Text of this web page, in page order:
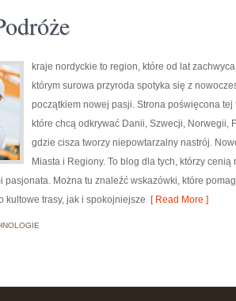
kraje nordyckie to region, które od lat
którym surowa przyroda spotyka się z
początkiem nowej pasji. Strona poświęcona
które chcą odkrywać Danii, Szwecji, Norwegii,
gdzie cisza tworzy niepowtarzalny nastrój.
Miasta i Regiony. To blog dla tych, którzy
pasjonata. Można tu znaleźć wskazówki, które
kultowe trasy, jak i spokojniejsze [ Read More ]